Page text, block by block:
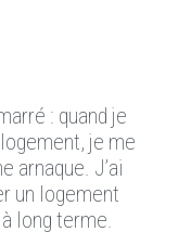
: quand je
je me
arnaque. J’ai
un logement
long terme.